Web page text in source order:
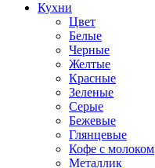
Кухни
Цвет
Белые
Черные
Желтые
Красные
Зеленые
Серые
Бежевые
Глянцевые
Кофе с молоком
Металлик